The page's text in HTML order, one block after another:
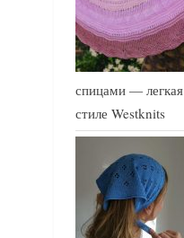
спицами —
стиле Westknits